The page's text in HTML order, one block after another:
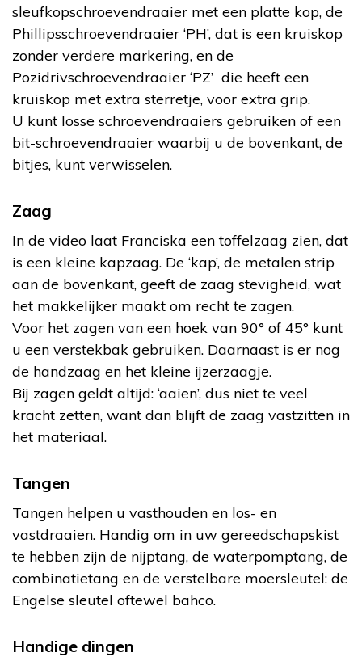
sleufkopschroevendraaier met een platte kop, de
Phillipsschroevendraaier ‘PH’, dat is een kruiskop
zonder verdere markering, en de
Pozidrivschroevendraaier ‘PZ’ die heeft een
kruiskop met extra sterretje, voor extra grip.
U kunt losse schroevendraaiers gebruiken of een
bit-schroevendraaier waarbij u de bovenkant, de
bitjes, kunt verwisselen.
Zaag
In de video laat Franciska een toffelzaag zien, dat
is een kleine kapzaag. De ‘kap’, de metalen strip
aan de bovenkant, geeft de zaag stevigheid, wat
het makkelijker maakt om recht te zagen.
Voor het zagen van een hoek van 90° of 45° kunt
u een verstekbak gebruiken. Daarnaast is er nog
de handzaag en het kleine ijzerzaagje.
Bij zagen geldt altijd: ‘aaien’, dus niet te veel
kracht zetten, want dan blijft de zaag vastzitten in
het materiaal.
Tangen
Tangen helpen u vasthouden en los- en
vastdraaien. Handig om in uw gereedschapskist
te hebben zijn de nijptang, de waterpomptang, de
combinatietang en de verstelbare moersleutel: de
Engelse sleutel oftewel bahco.
Handige dingen